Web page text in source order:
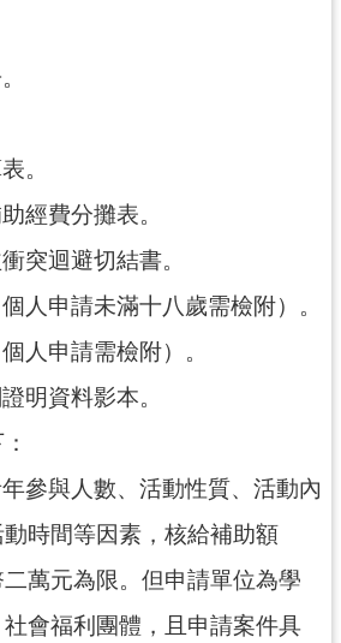
。
經費分攤表。
突迴避切結書。
人申請未滿十八歲需檢附）。
人申請需檢附）。
明資料影本。
參與人數、活動性質、活動內
時間等因素，核給補助額
萬元為限。但申請單位為學
會福利團體，且申請案件具